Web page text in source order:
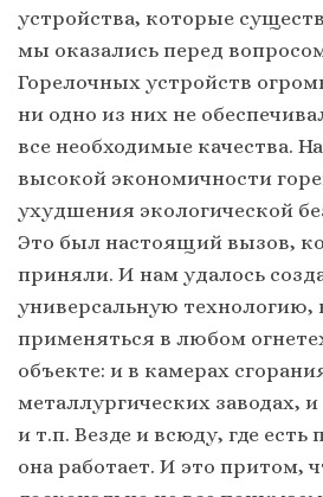
устройства, которые
мы оказались перед
Горелочных устройств
ни одно из них не
все необходимые качества.
высокой экономичности
ухудшения экологической
Это был настоящий вызов,
приняли. И нам удалось
универсальную технологию,
применяться в любом
объекте: и в камерах
металлургических заводах,
и т.п. Везде и всюду, где есть
она работает. И это притом,